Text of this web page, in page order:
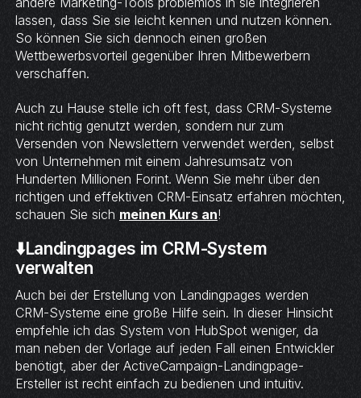
lassen, dass Sie sie leicht kennen und nutzen können.
So können Sie sich dennoch einen großen
Wettbewerbsvorteil gegenüber Ihren Mitbewerbern
verschaffen.
Auch zu Hause stelle ich oft fest, dass CRM-Systeme
nicht richtig genutzt werden, sondern nur zum
Versenden von Newslettern verwendet werden, selbst
von Unternehmen mit einem Jahresumsatz von
Hunderten Millionen Forint. Wenn Sie mehr über den
richtigen und effektiven CRM-Einsatz erfahren möchten,
schauen Sie sich meinen Kurs an!
⬇️Landingpages im CRM-System
verwalten
Auch bei der Erstellung von Landingpages werden
CRM-Systeme eine große Hilfe sein. In dieser Hinsicht
empfehle ich das System von HubSpot weniger, da
man neben der Vorlage auf jeden Fall einen Entwickler
benötigt, aber der ActiveCampaign-Landingpage-
Ersteller ist recht einfach zu bedienen und intuitiv.